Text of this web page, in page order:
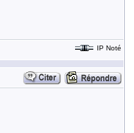
IP Noté